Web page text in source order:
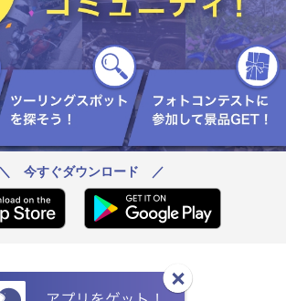
＼ 今すぐダウンロード ／